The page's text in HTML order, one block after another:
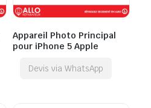
Appareil Photo Principal
pour iPhone 5 Apple
Devis via WhatsApp